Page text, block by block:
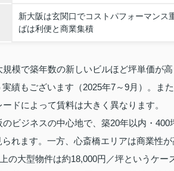
新大阪は玄関口でコストパフォーマンス
ばは利便と商業集積
模で築年数の新しいビルほど坪単価が
績もございます（2025年7～9月）。ま
ドによって賃料は大きく異なります。
ビジネスの中心地で、築20年以内・
られます。一方、心斎橋エリアは商業性
の大型物件は約18,000円／坪というケー